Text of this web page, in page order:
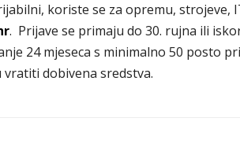
koriste se za opremu, strojeve,
. Prijave se primaju do 30. rujna ili
24 mjeseca s minimalno 50 posto
dobivena sredstva.